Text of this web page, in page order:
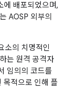
에 배포되었으며,
AOSP 외부의
소의 치명적인
는 원격 공격자
임의의 코드를
목적으로 인해 플